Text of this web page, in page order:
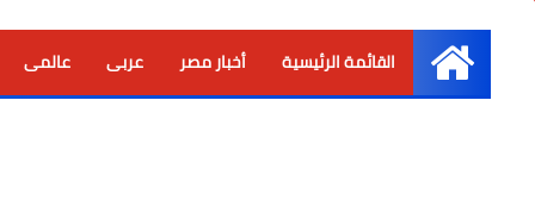
الرئيسية
القائمة الرئيسية أخبار مصر عربى عالمى